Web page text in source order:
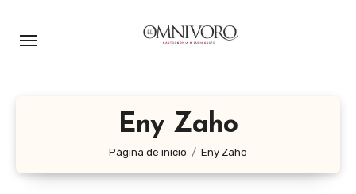
Eny Zaho
Página de inicio Eny Zaho